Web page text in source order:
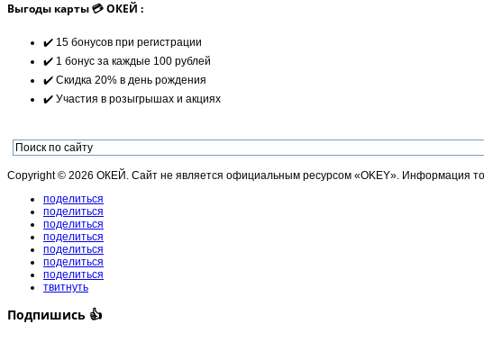
Выгоды карты 💳 ОКЕЙ :
✔️ 15 бонусов при регистрации
✔️ 1 бонус за каждые 100 рублей
✔️ Скидка 20% в день рождения
✔️ Участия в розыгрышах и акциях
Copyright © 2026 ОКЕЙ. Сайт не является официальным ресурсом «OKEY». Информация
поделиться
поделиться
поделиться
поделиться
поделиться
поделиться
поделиться
твитнуть
Подпишись 👍